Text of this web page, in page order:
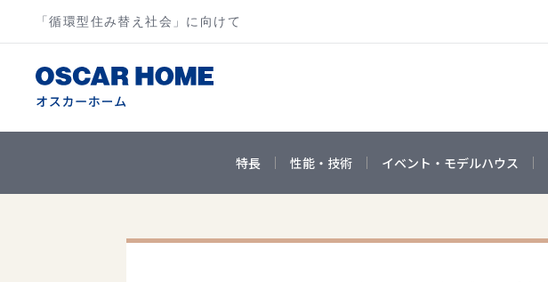
「循環型住み替え社会」に向けて
特長 性能・技術 イベント・モデルハウス